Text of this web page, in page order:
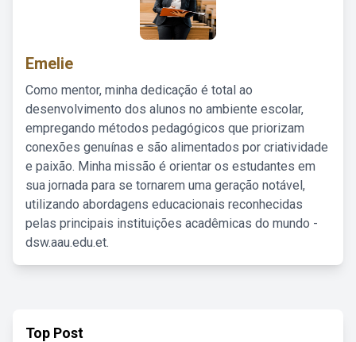
Emelie
Como mentor, minha dedicação é total ao
desenvolvimento dos alunos no ambiente escolar,
empregando métodos pedagógicos que priorizam
conexões genuínas e são alimentados por criatividade
e paixão. Minha missão é orientar os estudantes em
sua jornada para se tornarem uma geração notável,
utilizando abordagens educacionais reconhecidas
pelas principais instituições acadêmicas do mundo -
dsw.aau.edu.et.
Top Post